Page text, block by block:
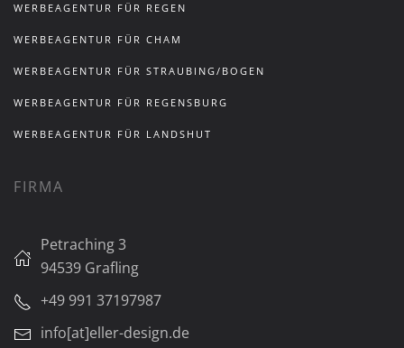
WERBEAGENTUR FÜR REGEN
WERBEAGENTUR FÜR CHAM
WERBEAGENTUR FÜR STRAUBING/BOGEN
WERBEAGENTUR FÜR REGENSBURG
WERBEAGENTUR FÜR LANDSHUT
FIRMA
Petraching 3
94539 Grafling
+49 991 37197987
info[at]eller-design.de